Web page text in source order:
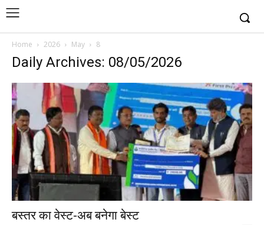
Home 2026 May 8
Daily Archives: 08/05/2026
बस्तर का वेस्ट-अब बनेगा बेस्ट